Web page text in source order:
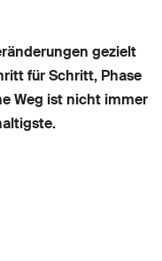
gezielt
für Schritt, Phase
Weg ist nicht immer